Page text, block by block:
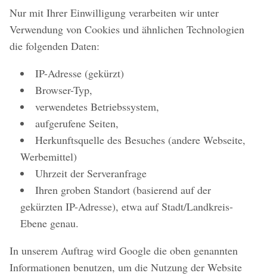
Nur mit Ihrer Einwilligung verarbeiten wir unter
Verwendung von Cookies und ähnlichen Technologien
die folgenden Daten:
IP-Adresse (gekürzt)
Browser-Typ,
verwendetes Betriebssystem,
aufgerufene Seiten,
Herkunftsquelle des Besuches (andere Webseite,
Werbemittel)
Uhrzeit der Serveranfrage
Ihren groben Standort (basierend auf der
gekürzten IP-Adresse), etwa auf Stadt/Landkreis-
Ebene genau.
In unserem Auftrag wird Google die oben genannten
Informationen benutzen, um die Nutzung der Website